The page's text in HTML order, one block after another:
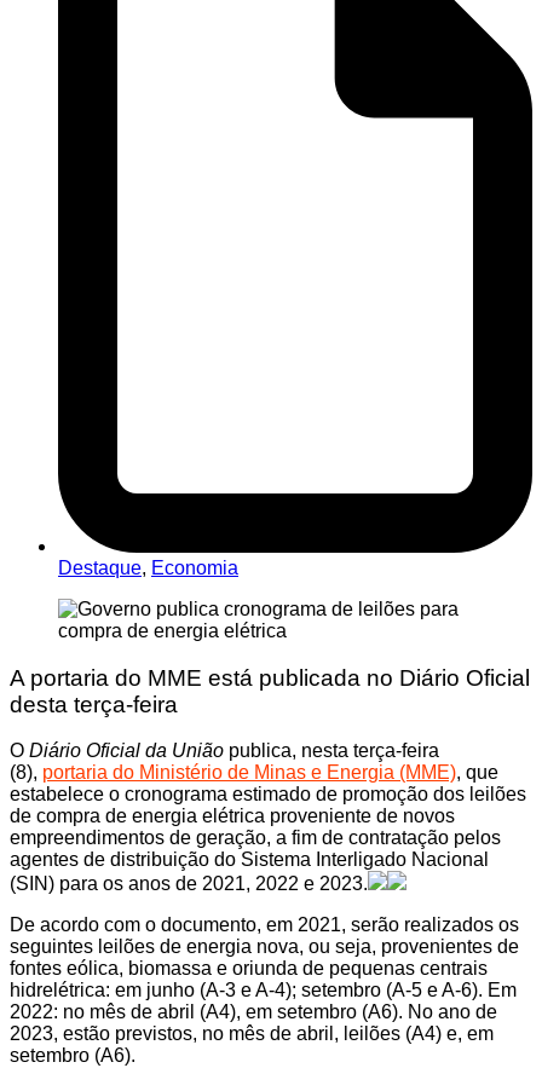
Destaque, Economia
A portaria do MME está publicada no Diário Oficial
desta terça-feira
O Diário Oficial da União publica, nesta terça-feira
(8), portaria do Ministério de Minas e Energia (MME), que
estabelece o cronograma estimado de promoção dos leilões
de compra de energia elétrica proveniente de novos
empreendimentos de geração, a fim de contratação pelos
agentes de distribuição do Sistema Interligado Nacional
(SIN) para os anos de 2021, 2022 e 2023.
De acordo com o documento, em 2021, serão realizados os
seguintes leilões de energia nova, ou seja, provenientes de
fontes eólica, biomassa e oriunda de pequenas centrais
hidrelétrica: em junho (A-3 e A-4); setembro (A-5 e A-6). Em
2022: no mês de abril (A4), em setembro (A6). No ano de
2023, estão previstos, no mês de abril, leilões (A4) e, em
setembro (A6).